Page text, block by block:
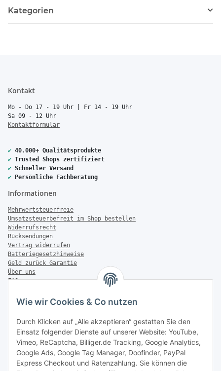
Wie wir Cookies & Co nutzen
Durch Klicken auf „Alle akzeptieren“ gestatten Sie den
Einsatz folgender Dienste auf unserer Website: YouTube,
Vimeo, ReCaptcha, Billiger.de Tracking, Google Analytics,
Google Ads, Google Tag Manager, Doofinder, PayPal
Express Checkout und Ratenzahlung. Sie können die
Kategorien
Kontakt
Mo - Do 17 - 19 Uhr | Fr 14 - 19 Uhr
Sa 09 - 12 Uhr
Kontaktformular
✔ 40.000+ Qualitätsprodukte
✔ Trusted Shops zertifiziert
✔ Schneller Versand
✔ Persönliche Fachberatung
Informationen
Mehrwertsteuerfreie
Umsatzsteuerbefreit im Shop bestellen
Widerrufsrecht
Rücksendungen
Vertrag widerrufen
Batteriegesetzhinweise
Geld zurück Garantie
Über uns
FAQ
Zahlung & Versand
Versandinformationen